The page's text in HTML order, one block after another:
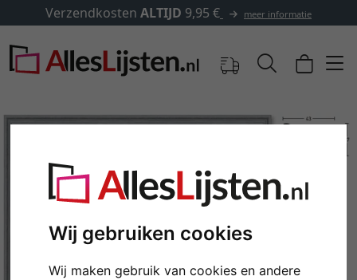
Wij gebruiken cookies
Wij maken gebruik van cookies en andere
ALTIJD9,95 € meer informatie